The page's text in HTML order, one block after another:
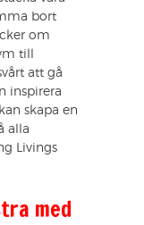
bort
om
till
att gå
inspirera
skapa en
alla
Livings
med